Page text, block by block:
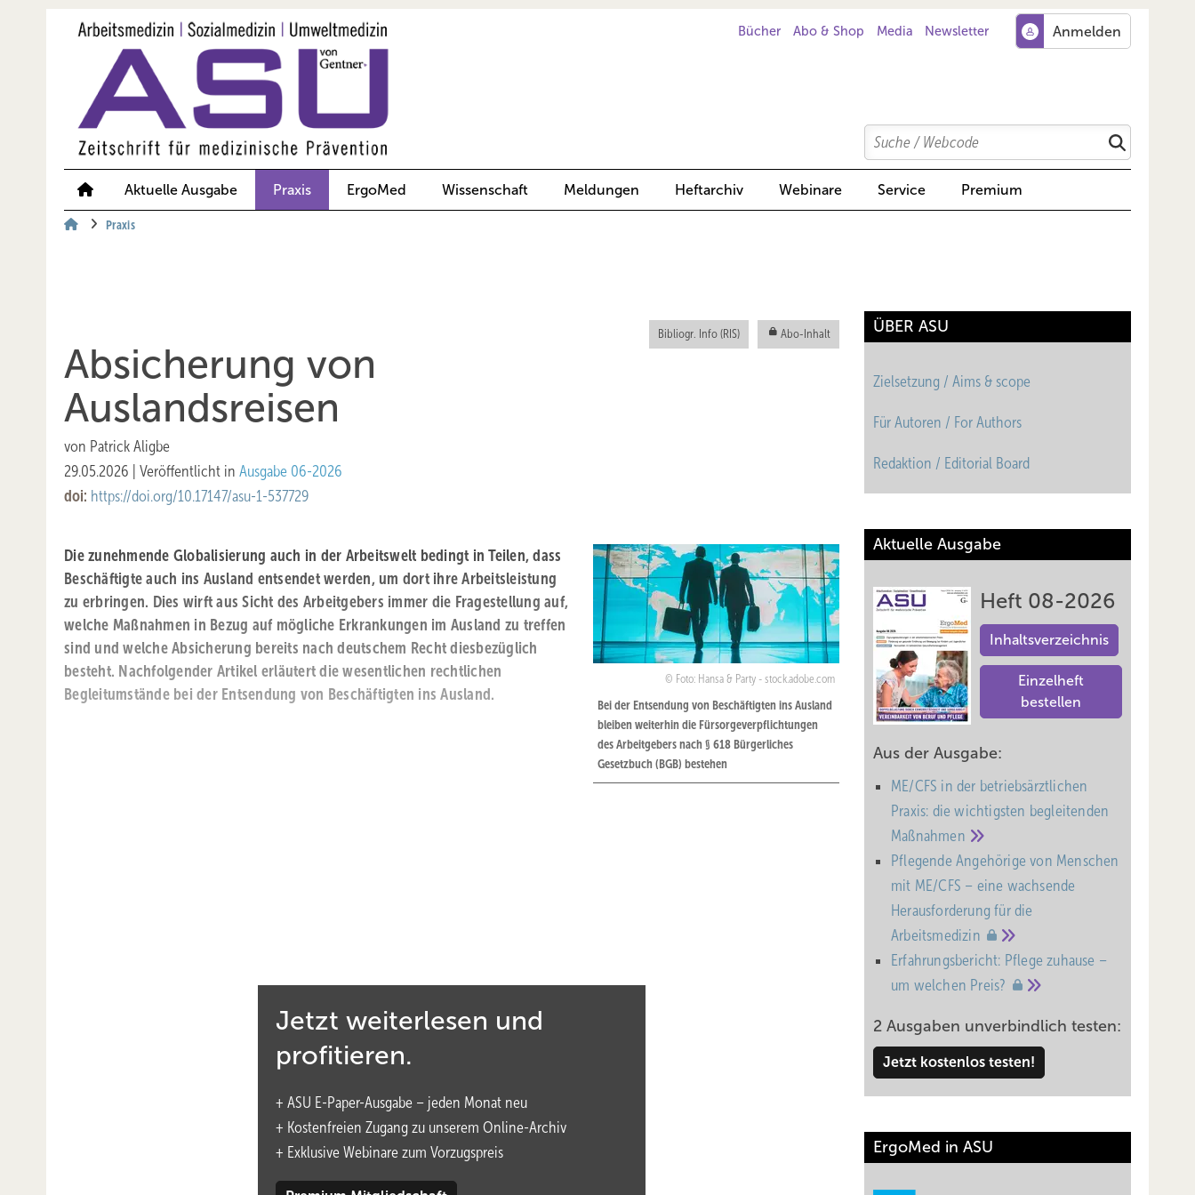
Bücher Abo & Shop Media Newsletter
Search
Suchen
Aktuelle Ausgabe Praxis ErgoMed Wissenschaft Meldungen Heftarchiv Webinare Service Premium
Praxis
Bibliogr. Info (RIS) Abo-Inhalt
Absicherung von
Auslandsreisen
von Patrick Aligbe
29.05.2026
Veröffentlicht in Ausgabe 06-2026
doi: https://doi.org/10.17147/asu-1-537729
Foto: Hansa & Party - stock.adobe.com
Bei der Entsendung von Beschäftigten ins Ausland
bleiben weiterhin die Fürsorgeverpflichtungen
des Arbeitgebers nach § 618 Bürgerliches
Gesetzbuch (BGB) bestehen
Die zunehmende Globalisierung auch in der Arbeitswelt bedingt in Teilen, dass
Beschäftigte auch ins Ausland entsendet werden, um dort ihre Arbeitsleistung
zu erbringen. Dies wirft aus Sicht des Arbeitgebers immer die Fragestellung auf,
welche Maßnahmen in Bezug auf mögliche Erkrankungen im Ausland zu treffen
sind und welche Absicherung bereits nach deutschem Recht diesbezüglich
besteht. Nachfolgender Artikel erläutert die wesentlichen rechtlichen
Begleitumstände bei der Entsendung von Beschäftigten ins Ausland.
Absicherung von Auslandsreisen – Sind Beschäftigte vor
hohen Krankheitskosten geschützt?
Die zunehmende Globalisierung auch in der Arbeitswelt bedingt in Teilen, dass Beschäftigte auch ins Ausland
entsendet werden, um dort ihre Arbeitsleistung zu erbringen. Dies wirft aus Sicht des Arbeitgebers immer die
Fragestellung auf, welche Maßnahmen in Bezug auf mögliche Erkrankungen im Ausland zu treffen sind und
Jetzt weiterlesen und
profitieren.
+ ASU E-Paper-Ausgabe – jeden Monat neu
+ Kostenfreien Zugang zu unserem Online-Archiv
+ Exklusive Webinare zum Vorzugspreis
ÜBER ASU
Zielsetzung / Aims & scope
Für Autoren / For Authors
Redaktion / Editorial Board
Aktuelle Ausgabe
Heft 08-2026
Inhaltsverzeichnis
Einzelheft
bestellen
Aus der Ausgabe:
ME/CFS in der betriebsärztlichen
Praxis: die wichtigsten begleitenden
Maßnahmen
Pflegende Angehörige von Menschen
mit ME/CFS – eine wachsende
Heraus­forderung für die
Arbeitsmedizin
Erfahrungsbericht: Pflege zuhause –
um welchen Preis?
2 Ausgaben unverbindlich testen:
Jetzt kostenlos testen!
ErgoMed in ASU